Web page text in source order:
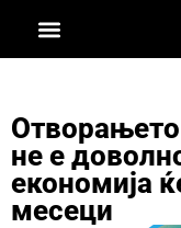
не е
економија
месеци